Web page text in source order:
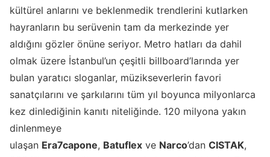
kültürel anlarını ve beklenmedik trendlerini kutlarken
hayranların bu serüvenin tam da merkezinde yer
aldığını gözler önüne seriyor. Metro hatları da dahil
olmak üzere İstanbul’un çeşitli billboard’larında yer
bulan yaratıcı sloganlar, müzikseverlerin favori
sanatçılarını ve şarkılarını tüm yıl boyunca milyonlarca
kez dinlediğinin kanıtı niteliğinde. 120 milyona yakın
dinlenmeye
ulaşan Era7capone, Batuflex ve Narco’dan CISTAK,